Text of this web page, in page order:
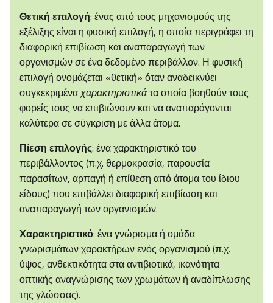
Θετική επιλογή: ένας από τους μηχανισμούς της
εξέλιξης είναι η φυσική επιλογή, η οποία περιγράφει τη
διαφορική επιβίωση και αναπαραγωγή των
οργανισμών σε ένα δεδομένο περιβάλλον. Η φυσική
επιλογή ονομάζεται «θετική» όταν αναδεικνύει
συγκεκριμέναχαρακτηριστικάτα οποία βοηθούν τους
φορείς τους να επιβιώνουν και να αναπαράγονται
καλύτερα σε σύγκριση με άλλα άτομα.
Πίεση επιλογής: ένα χαρακτηριστικό του
περιβάλλοντος (π.χ. θερμοκρασία, παρουσία
παρασίτων, αρπαγή ή επίθεση από άτομα του ίδιου
είδους) που επιβάλλει διαφορική επιβίωση και
αναπαραγωγή των οργανισμών.
Χαρακτηριστικό: ένα γνώρισμα ή ομάδα
γνωρισμάτων χαρακτήρων ενός οργανισμού (π.χ.
ύψος, ανθεκτικότητα στα αντιβιοτικά, ικανότητα
οπτικής αναγνώρισης των χρωμάτων ή αναδίπλωσης
της γλώσσας).